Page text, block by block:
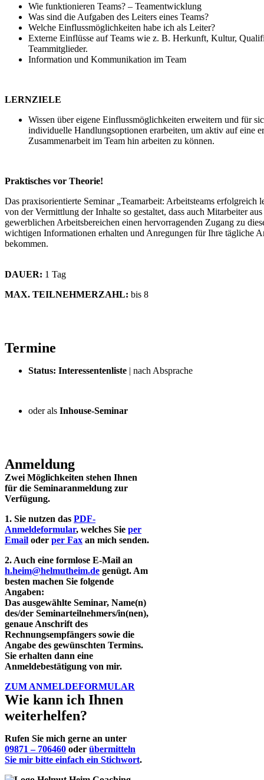
Wie funktionieren Teams? – Teamentwicklung
Was sind die Aufgaben des Leiters eines Teams?
Welche Einflussmöglichkeiten habe ich als Leiter?
Externe Einflüsse auf Teams wie z. B. Herkunft, Kultur,
Teammitglieder.
Information und Kommunikation im Team
LERNZIELE
Wissen über eigene Einflussmöglichkeiten erweitern und für
individuelle Handlungsoptionen erarbeiten, um aktiv auf eine
Zusammenarbeit im Team hin arbeiten zu können.
Praktisches vor Theorie!
Das praxisorientierte Seminar „Teamarbeit: Arbeitsteams erfolgreich
von der Vermittlung der Inhalte so gestaltet, dass auch Mitarbeiter aus
gewerblichen Arbeitsbereichen einen hervorragenden Zugang zu
wichtigen Informationen erhalten und Anregungen für Ihre tägliche
bekommen.
DAUER: 1 Tag
MAX. TEILNEHMERZAHL: bis 8
Termine
Status: Interessentenliste | nach Absprache
oder als Inhouse-Seminar
Anmeldung
Zwei Möglichkeiten stehen Ihnen
für die Seminaranmeldung zur
Verfügung.
1. Sie nutzen das PDF-
Anmeldeformular, welches Sie per
Email oder per Fax an mich senden.
2. Auch eine formlose E-Mail an
h.heim@helmutheim.de genügt. Am
besten machen Sie folgende
Angaben:
Das ausgewählte Seminar, Name(n)
des/der Seminarteilnehmers/in(nen),
genaue Anschrift des
Rechnungsempfängers sowie die
Angabe des gewünschten Termins.
Sie erhalten dann eine
Anmeldebestätigung von mir.
ZUM ANMELDEFORMULAR
Wie kann ich Ihnen
weiterhelfen?
Rufen Sie mich gerne an unter
09871 – 706460 oder übermitteln
Sie mir bitte einfach ein Stichwort.